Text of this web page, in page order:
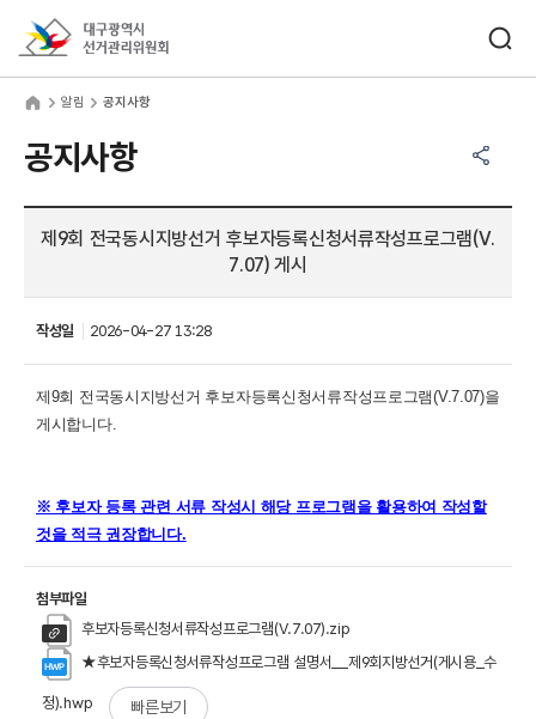
알림 공지사항
공지사항
제9회 전국동시지방선거 후보자등록신청서류작성프로그램(V.
7.07) 게시
작성일 2026-04-27 13:28
제9회 전국동시지방선거 후보자등록신청서류작성프로그램(V.7.07)을
게시합니다.
※ 후보자 등록 관련 서류 작성시 해당 프로그램을 활용하여 작성할
것을 적극 권장합니다.
첨부파일
후보자등록신청서류작성프로그램(V.7.07).zip
★후보자등록신청서류작성프로그램 설명서__제9회지방선거(게시용_수
정).hwp 빠른보기